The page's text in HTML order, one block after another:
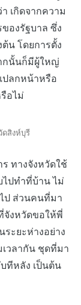
เกิดจากความ
องรัฐบาล ซึ่ง
น โดยการตั้ง
กนั้นก็มีผู้ใหญ่
ลกหน้าหรือ
อไม่
ดสิงห์บุรี
ทางจังหวัดใช้
ปทำที่บ้าน ไม่
ป ส่วนคนที่มา
จังหวัดขอให้พี่
ะยะห่างอย่าง
เวลากัน ชุดที่มา
ทีหลัง เป็นต้น